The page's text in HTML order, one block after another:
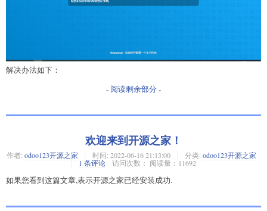
解决办法如下：
- 阅读剩余部分 -
欢迎来到开源之家！
作者: odoo123开源之家 时间: 2022-06-16 21:13:00 分类: odoo123开源之家
1 条评论
访问次数： 阅读量：11692
如果您看到这篇文章,表示开源之家已经安装成功.